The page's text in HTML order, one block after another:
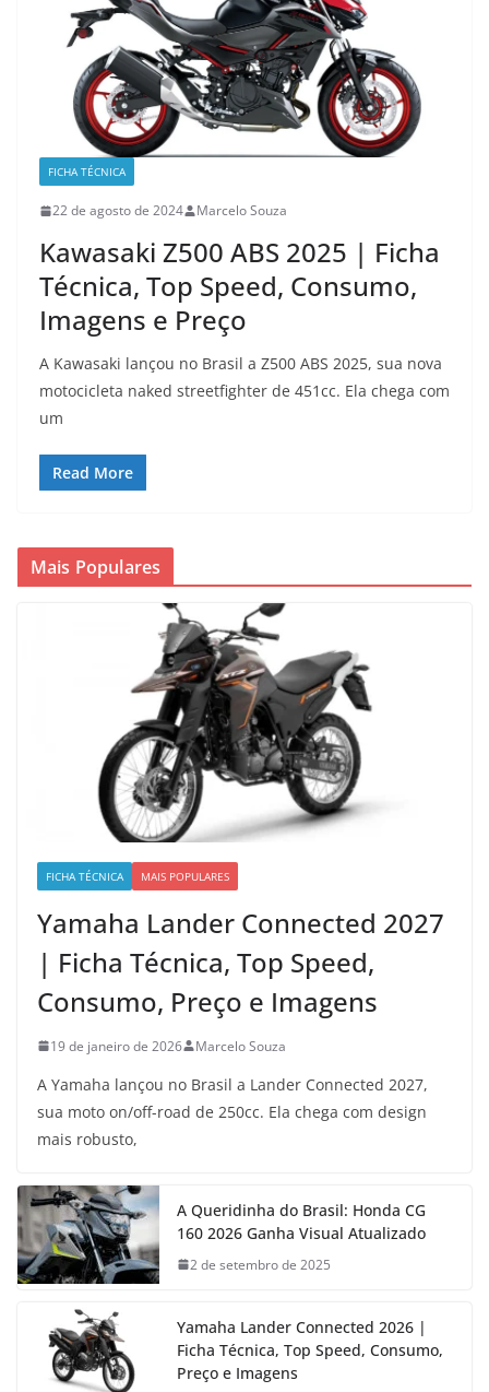
FICHA TÉCNICA
22 de agosto de 2024 Marcelo Souza
Kawasaki Z500 ABS 2025 | Ficha
Técnica, Top Speed, Consumo,
Imagens e Preço
A Kawasaki lançou no Brasil a Z500 ABS 2025, sua nova
motocicleta naked streetfighter de 451cc. Ela chega com
um
Read More
Mais Populares
FICHA TÉCNICA MAIS POPULARES
Yamaha Lander Connected 2027
| Ficha Técnica, Top Speed,
Consumo, Preço e Imagens
19 de janeiro de 2026 Marcelo Souza
A Yamaha lançou no Brasil a Lander Connected 2027,
sua moto on/off-road de 250cc. Ela chega com design
mais robusto,
A Queridinha do Brasil: Honda CG
160 2026 Ganha Visual Atualizado
2 de setembro de 2025
Yamaha Lander Connected 2026 |
Ficha Técnica, Top Speed, Consumo,
Preço e Imagens